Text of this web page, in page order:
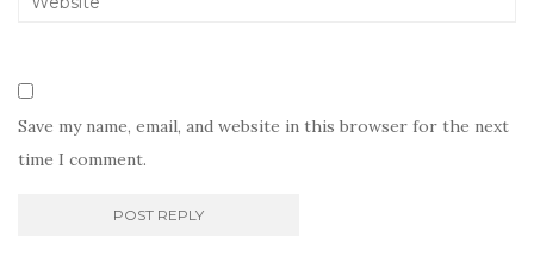
Save my name, email, and website in this browser for the next
time I comment.